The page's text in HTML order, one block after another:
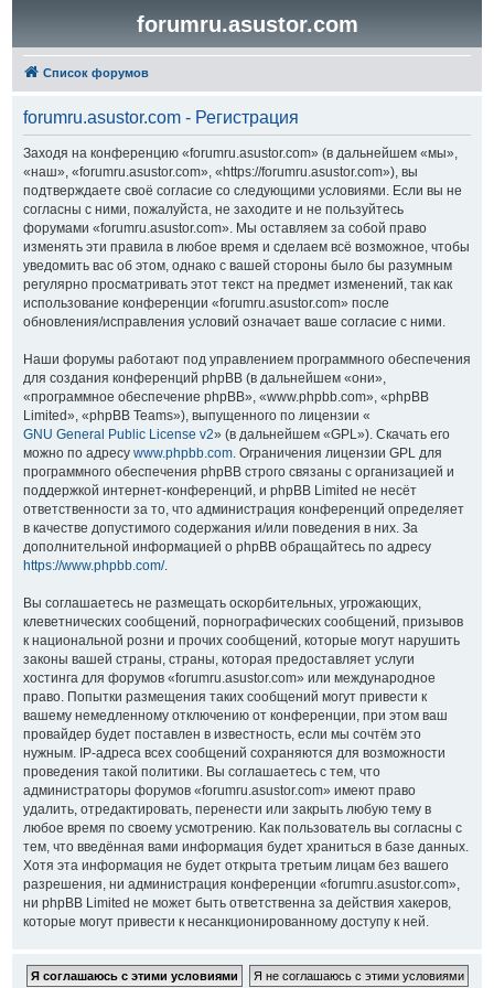
forumru.asustor.com
Список форумов
forumru.asustor.com - Регистрация
Заходя на конференцию «forumru.asustor.com» (в дальнейшем «мы»,
«наш», «forumru.asustor.com», «https://forumru.asustor.com»), вы
подтверждаете своё согласие со следующими условиями. Если вы не
согласны с ними, пожалуйста, не заходите и не пользуйтесь
форумами «forumru.asustor.com». Мы оставляем за собой право
изменять эти правила в любое время и сделаем всё возможное, чтобы
уведомить вас об этом, однако с вашей стороны было бы разумным
регулярно просматривать этот текст на предмет изменений, так как
использование конференции «forumru.asustor.com» после
обновления/исправления условий означает ваше согласие с ними.
Наши форумы работают под управлением программного обеспечения
для создания конференций phpBB (в дальнейшем «они»,
«программное обеспечение phpBB», «www.phpbb.com», «phpBB
Limited», «phpBB Teams»), выпущенного по лицензии «
GNU General Public License v2» (в дальнейшем «GPL»). Скачать его
можно по адресу www.phpbb.com. Ограничения лицензии GPL для
программного обеспечения phpBB строго связаны с организацией и
поддержкой интернет-конференций, и phpBB Limited не несёт
ответственности за то, что администрация конференций определяет
в качестве допустимого содержания и/или поведения в них. За
дополнительной информацией о phpBB обращайтесь по адресу
https://www.phpbb.com/.
Вы соглашаетесь не размещать оскорбительных, угрожающих,
клеветнических сообщений, порнографических сообщений, призывов
к национальной розни и прочих сообщений, которые могут нарушить
законы вашей страны, страны, которая предоставляет услуги
хостинга для форумов «forumru.asustor.com» или международное
право. Попытки размещения таких сообщений могут привести к
вашему немедленному отключению от конференции, при этом ваш
провайдер будет поставлен в известность, если мы сочтём это
нужным. IP-адреса всех сообщений сохраняются для возможности
проведения такой политики. Вы соглашаетесь с тем, что
администраторы форумов «forumru.asustor.com» имеют право
удалить, отредактировать, перенести или закрыть любую тему в
любое время по своему усмотрению. Как пользователь вы согласны с
тем, что введённая вами информация будет храниться в базе данных.
Хотя эта информация не будет открыта третьим лицам без вашего
разрешения, ни администрация конференции «forumru.asustor.com»,
ни phpBB Limited не может быть ответственна за действия хакеров,
которые могут привести к несанкционированному доступу к ней.